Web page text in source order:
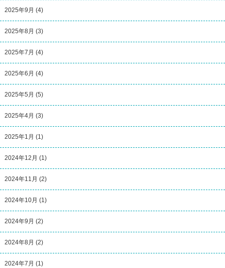
2025年9月 (4)
2025年8月 (3)
2025年7月 (4)
2025年6月 (4)
2025年5月 (5)
2025年4月 (3)
2025年1月 (1)
2024年12月 (1)
2024年11月 (2)
2024年10月 (1)
2024年9月 (2)
2024年8月 (2)
2024年7月 (1)